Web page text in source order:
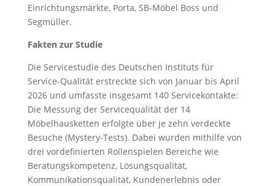
Einrichtungsmärkte, Porta, SB-Möbel Boss und
Segmüller.
Fakten zur Studie
Die Servicestudie des Deutschen Instituts für
Service-Qualität erstreckte sich von Januar bis April
2026 und umfasste insgesamt 140 Servicekontakte:
Die Messung der Servicequalität der 14
Möbelhausketten erfolgte über je zehn verdeckte
Besuche (Mystery-Tests). Dabei wurden mithilfe von
drei vordefinierten Rollenspielen Bereiche wie
Beratungskompetenz, Lösungsqualität,
Kommunikationsqualität, Kundenerlebnis oder